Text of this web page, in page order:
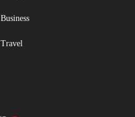
Business
Travel